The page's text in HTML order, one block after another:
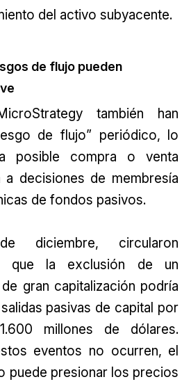
del activo subyacente.
de flujo pueden
también han
de flujo” periódico, lo
posible compra o venta
a decisiones de membresía
de fondos pasivos.
diciembre, circularon
que la exclusión de un
gran capitalización podría
pasivas de capital por
millones de dólares.
eventos no ocurren, el
puede presionar los precios